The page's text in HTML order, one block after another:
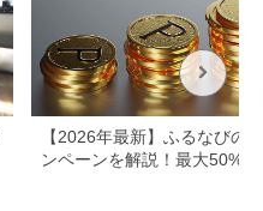
【2026年最新】ふるなびの
ンペーンを解説！最大50%還